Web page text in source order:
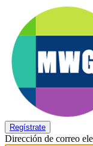
Regístrate
Dirección de correo